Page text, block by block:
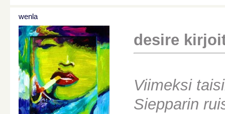
wenla
desire
Viimeksi
Siepparin